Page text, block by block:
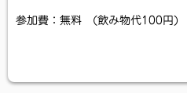
参加費：無料 (飲み物代100円)